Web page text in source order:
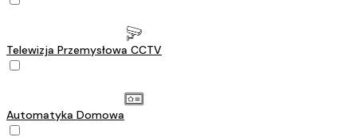
Telewizja Przemysłowa CCTV
Automatyka Domowa